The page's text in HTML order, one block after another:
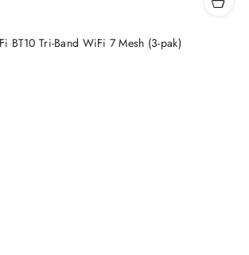
BT10 Tri-Band WiFi 7 Mesh (3-pak)